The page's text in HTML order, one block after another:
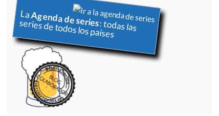
LaAgenda de series: todas las
series de todos los países